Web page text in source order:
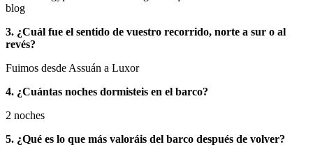
blog
3. ¿Cuál fue el sentido de vuestro recorrido, norte a sur o al
revés?
Fuimos desde Assuán a Luxor
4. ¿Cuántas noches dormisteis en el barco?
2 noches
5. ¿Qué es lo que más valoráis del barco después de volver?